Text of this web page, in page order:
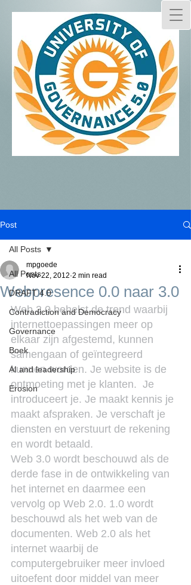
Post
All Posts
DRAFT 4.0
Contradiction and Democracy
Governance
Boek
AI and leadership
Erosion
All Posts
Webpresence 0.0 naar 3.0
mpgoede
Nov 22, 2012 2 min read
Web 3.0 behelst de trend waarbij
internettoepassingen meer op
elkaar zijn afgestemd, kunnen
samengaan of geïntegreerd
kunnen worden. Je website is de
ontmoeting met je klanten.  Je
introduceert je. Je maakt kennis je
maakt afspraken. Je verschaft je
diensten en verstuurt de rekening
en wordt betaald.
Web 3.0 wordt beschouwd als de
derde fase in de ontwikkeling van
het internet en daarmee een
vervolg op Web 2.0. 1.0 wordt
beschouwd als het web van de
documenten. Web 2.0 als het
internet waarbij de
computergebruiker meer invloed
uitoefent door middel van meer